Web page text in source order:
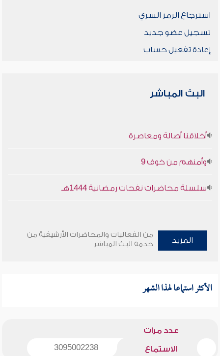
استرجاع الرمز السري
تسجيل عضو جديد
إعادة تفعيل حساب
البث المباشر
أخلاقنا أصالة ومعاصرة
وأمنهم من خوف 9
سلسلة محاضرات نفحات رمضانية 1444هـ
المزيد
من الفعاليات والمحاضرات الأرشيفية من
خدمة البث المباشر
الأكثر استماعا لهذا الشهر
عدد مرات
الاستماع 3095002238